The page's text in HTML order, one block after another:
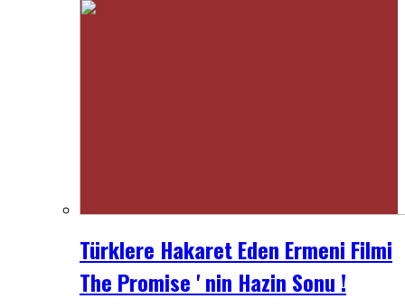
Türklere Hakaret Eden Ermeni Filmi
The Promise ' nin Hazin Sonu !